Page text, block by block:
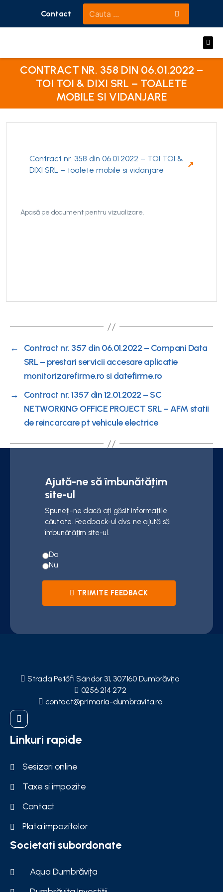
Contact
CONTRACT NR. 358 DIN 06.01.2022 –
TOI TOI & DIXI SRL – TOALETE
MOBILE SI VIDANJARE
Contract nr. 358 din 06.01.2022 – TOI TOI &
DIXI SRL – toalete mobile si vidanjare
Apasă pe document pentru vizualizare.
←
Contract nr. 357 din 06.01.2022 – Compani Data
SRL – prestari servicii accesare aplicatie
monitorizarefirme.ro si datefirme.ro
→
Contract nr. 1357 din 12.01.2022 – SC
NETWORKING OFFICE PROJECT SRL – AFM statii
de reincarcare pt vehicule electrice
Ajută-ne să îmbunătățim
site-ul
Spuneți-ne dacă ați găsit informațiile
căutate. Feedback-ul dvs. ne ajută să
îmbunătățim site-ul.
Da
Nu
TRIMITE FEEDBACK
Strada Petőfi Sándor 31, 307160 Dumbrăvița
0256 214 272
contact@primaria-dumbravita.ro
Linkuri rapide
Sesizari online
Taxe si impozite
Contact
Plata impozitelor
Societati subordonate
Aqua Dumbrăvița